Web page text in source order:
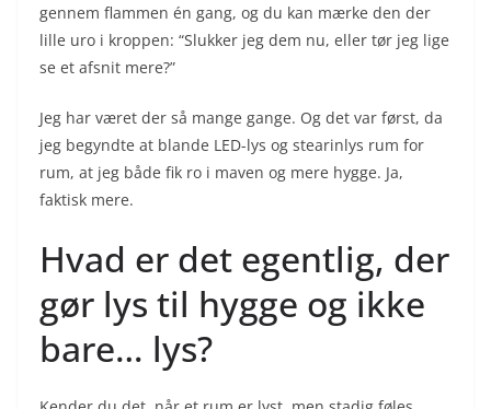
gennem flammen én gang, og du kan mærke den der
lille uro i kroppen: “Slukker jeg dem nu, eller tør jeg lige
se et afsnit mere?”
Jeg har været der så mange gange. Og det var først, da
jeg begyndte at blande LED-lys og stearinlys rum for
rum, at jeg både fik ro i maven og mere hygge. Ja,
faktisk mere.
Hvad er det egentlig, der
gør lys til hygge og ikke
bare… lys?